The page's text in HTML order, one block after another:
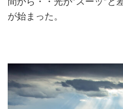
が始まった。